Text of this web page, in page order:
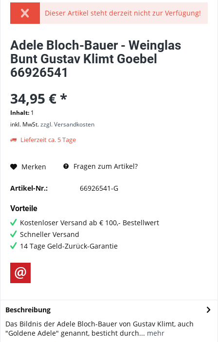
Dieser Artikel steht derzeit nicht zur Verfügung!
Adele Bloch-Bauer - Weinglas
Bunt Gustav Klimt Goebel
66926541
34,95 € *
Inhalt: 1
inkl. MwSt.zzgl. Versandkosten
Lieferzeit ca. 5 Tage
Merken Fragen zum Artikel?
Artikel-Nr.: 66926541-G
Vorteile
Kostenloser Versand ab € 100,- Bestellwert
Schneller Versand
14 Tage Geld-Zurück-Garantie
Beschreibung
Das Bildnis der Adele Bloch-Bauer von Gustav Klimt, auch
"Goldene Adele" genannt, besticht durch... mehr